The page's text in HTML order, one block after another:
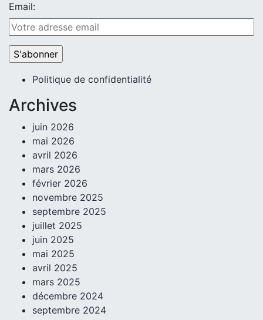
Email:
Politique de confidentialité
Archives
juin 2026
mai 2026
avril 2026
mars 2026
février 2026
novembre 2025
septembre 2025
juillet 2025
juin 2025
mai 2025
avril 2025
mars 2025
décembre 2024
septembre 2024